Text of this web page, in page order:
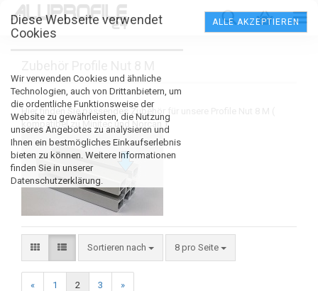
Diese Webseite verwendet
Cookies
Wir verwenden Cookies und ähnliche
Technologien, auch von Drittanbietern, um
die ordentliche Funktionsweise der
Website zu gewährleisten, die Nutzung
unseres Angebotes zu analysieren und
Ihnen ein bestmögliches Einkaufserlebnis
bieten zu können. Weitere Informationen
finden Sie in unserer
Datenschutzerklärung.
ALLE AKZEPTIEREN
Hier finden Sie passendes Zubehör für unsere Profile Nut 8 M (
kompatibel zu Minitec und Norcan )
Sortieren nach 8 pro Seite
« 1 2 3 »